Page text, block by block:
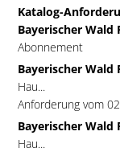
Katalog-
Bayerischer Wald
Abonnement
Bayerischer Wald
Hau...
Anforderung vom
Bayerischer Wald
Hau...